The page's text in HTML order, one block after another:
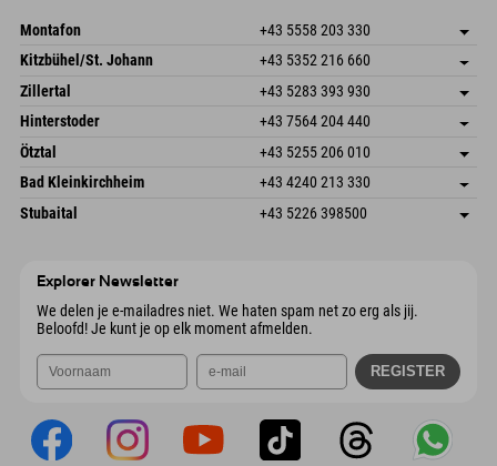
Montafon +43 5558 203 330
Dorfstr. 127b
6793 Gaschurn/Montafon
Oostenrijk
Adres opslaan
Booking
Kitzbühel/St. Johann +43 5352 216 660
Speckbacherstraße 87
6380 St. Johann in Tirol
Oostenrijk
Adres opslaan
Aankomstinformatie
Booking
Zillertal +43 5283 393 930
Schmiedau 2
Oostenrijk
Adres opslaan
Booking
Hinterstoder +43 7564 204 440
Freizeitpark 10
4573 Hinterstoder
Oostenrijk
Adres opslaan
Aankomstinformatie
Booking
Ötztal +43 5255 206 010
Gscheat 14
Oostenrijk
Adres opslaan
Booking
Bad Kleinkirchheim +43 4240 213 330
Dorfstraße 24
9546 Bad Kleinkirchheim
Adres opslaan
Aankomstinformatie
Stubaital +43 5226 398500
Explorer Newsletter
We delen je e-mailadres niet. We haten spam net zo erg als jij.
Beloofd! Je kunt je op elk moment afmelden.